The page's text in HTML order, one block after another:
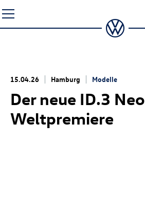
Seiteninhalt
springen
15.04.26 Hamburg Modelle
Der neue ID.3 Neo
Weltpremiere